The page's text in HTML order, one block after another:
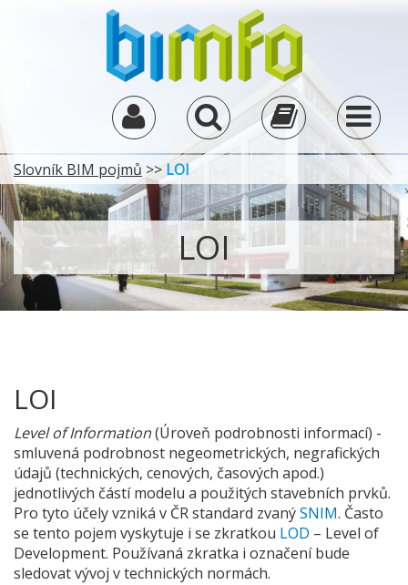
Slovník BIM pojmů >> LOI
LOI
LOI
Level of Information(Úroveň podrobnosti informací) -
smluvená podrobnost negeometrických, negrafických
údajů (technických, cenových, časových apod.)
jednotlivých částí modelu a použitých stavebních prvků.
Pro tyto účely vzniká v ČR standard zvanýSNIM. Často
se tento pojem vyskytuje i se zkratkou LOD – Level of
Development. Používaná zkratka i označení bude
sledovat vývoj v technických normách.